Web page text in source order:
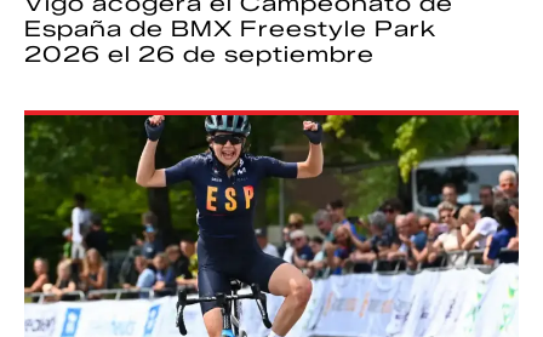
España de BMX Freestyle Park
2026 el 26 de septiembre